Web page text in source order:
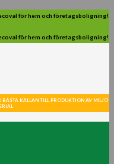
för hem och företagsboligning!
för hem och företagsboligning!
KÄLLAN TILL PRODUKTION AV MILJÖ